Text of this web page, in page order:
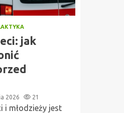
jak
2026 21
i młodzieży jest